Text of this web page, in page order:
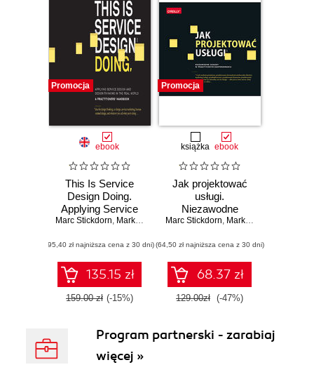
Promocja
ebook
This Is Service
Design Doing.
Applying Service
Design Thinking in
Marc Stickdorn, Markus Edgar Hormess ,Adam Lawrence
(95,40 zł najniższa cena z 30 dni)
135.15 zł
159.00 zł (-15%)
Promocja
książka ebook
Jak projektować
usługi.
Niezawodne
zasady w
zastosowaniu
Marc Stickdorn, Markus Edgar Hormess
(64,50 zł najniższa cena z 30 dni)
68.37 zł
129.00zł (-47%)
Program partnerski - zarabiaj
więcej »